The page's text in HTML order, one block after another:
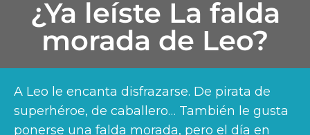
¿Ya leíste La falda
morada de Leo?
A Leo le encanta disfrazarse. De pirata de
superhéroe, de caballero… También le gusta
ponerse una falda morada, pero el día en